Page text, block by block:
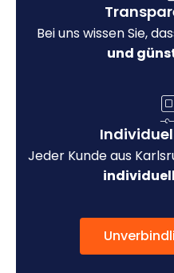
Bei uns wissen Sie,
und
Jeder Kunde aus